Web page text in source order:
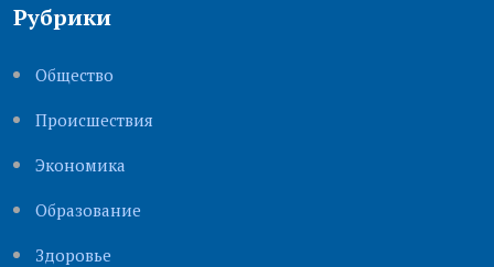
Рубрики
Общество
Происшествия
Экономика
Образование
Здоровье